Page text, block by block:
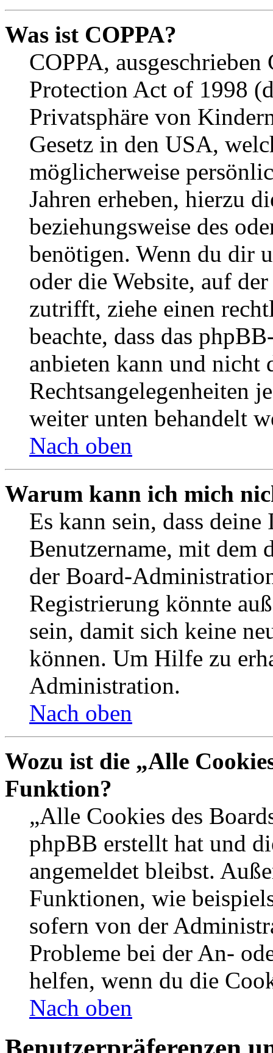
Was ist COPPA?
COPPA,
Protection Act of 1998
Privatsphäre von
Gesetz in den USA,
möglicherweise
Jahren erheben, hierzu
beziehungsweise des
benötigen. Wenn du dir
oder die Website, auf
zutrifft, ziehe einen
beachte, dass das
anbieten kann und nicht
Rechtsangelegenheiten
weiter unten behandelt
Nach oben
Warum kann ich mich
Es kann sein, dass
Benutzername, mit dem
der Board-
Registrierung könnte
sein, damit sich keine
können. Um Hilfe zu
Administration.
Nach oben
Wozu ist die „Alle
Funktion?
„Alle Cookies des
phpBB erstellt hat und
angemeldet bleibst.
Funktionen, wie
sofern von der
Probleme bei der An-
helfen, wenn du die
Nach oben